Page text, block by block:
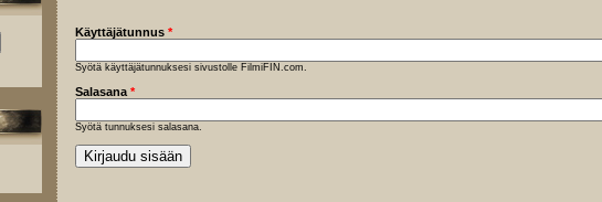
Käyttäjätunnus *
Syötä käyttäjätunnuksesi sivustolle FilmiFIN.com.
Salasana *
Syötä tunnuksesi salasana.